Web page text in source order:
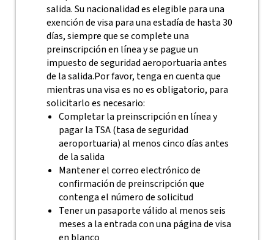
salida. Su nacionalidad es elegible para una
exención de visa para una estadía de hasta 30
días, siempre que se complete una
preinscripción en línea y se pague un
impuesto de seguridad aeroportuaria antes
de la salida.Por favor, tenga en cuenta que
mientras una visa es no es obligatorio, para
solicitarlo es necesario:
Completar la preinscripción en línea y
pagar la TSA (tasa de seguridad
aeroportuaria) al menos cinco días antes
de la salida
Mantener el correo electrónico de
confirmación de preinscripción que
contenga el número de solicitud
Tener un pasaporte válido al menos seis
meses a la entrada con una página de visa